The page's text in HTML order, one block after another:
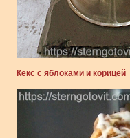
Кекс с яблоками и корицей